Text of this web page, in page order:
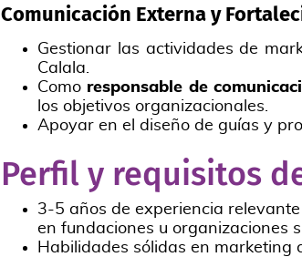
Comunicación Externa y
Gestionar las actividades de
Calala.
Como responsable de
los objetivos organizacionales.
Apoyar en el diseño de guías y
Perfil y requisitos
3-5 años de experiencia
en fundaciones u organizaciones
Habilidades sólidas en marketing